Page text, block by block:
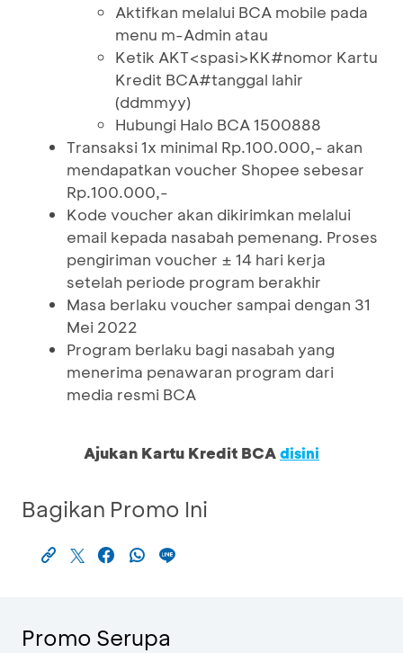
Aktifkan melalui BCA mobile pada
menu m-Admin atau
Ketik AKT<spasi>KK#nomor Kartu
Kredit BCA#tanggal lahir
(ddmmyy)
Hubungi Halo BCA 1500888
Transaksi 1x minimal Rp.100.000,- akan
mendapatkan voucher Shopee sebesar
Rp.100.000,-
Kode voucher akan dikirimkan melalui
email kepada nasabah pemenang. Proses
pengiriman voucher ± 14 hari kerja
setelah periode program berakhir
Masa berlaku voucher sampai dengan 31
Mei 2022
Program berlaku bagi nasabah yang
menerima penawaran program dari
media resmi BCA
Ajukan Kartu Kredit BCAdisini
Bagikan Promo Ini
Promo Serupa